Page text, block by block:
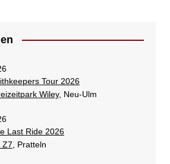
Tour 2026
Wiley, Neu-Ulm
Last Ride 2026
Z7 , Pratteln